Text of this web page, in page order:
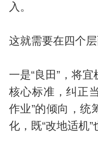
入。
这就需要在四个层
一是“良田”，将
核心标准，纠正
作业”的倾向，统
化，既“改地适机”